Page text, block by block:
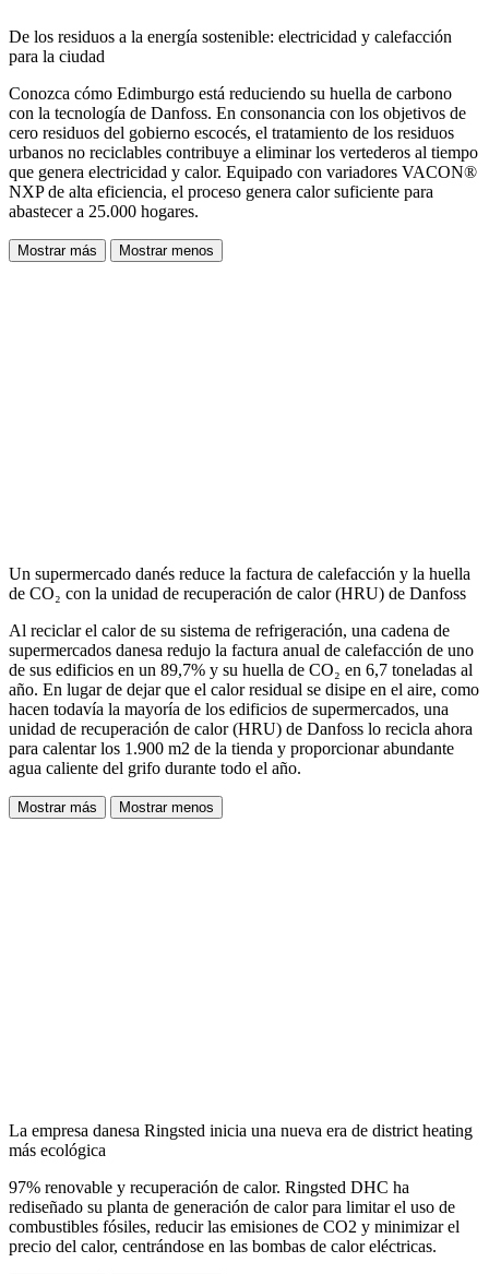
De los residuos a la energía sostenible: electricidad y calefacción
para la ciudad
Conozca cómo Edimburgo está reduciendo su huella de carbono
con la tecnología de Danfoss. En consonancia con los objetivos de
cero residuos del gobierno escocés, el tratamiento de los residuos
urbanos no reciclables contribuye a eliminar los vertederos al tiempo
que genera electricidad y calor. Equipado con variadores VACON®
NXP de alta eficiencia, el proceso genera calor suficiente para
abastecer a 25.000 hogares.
Mostrar más Mostrar menos
Un supermercado danés reduce la factura de calefacción y la huella
de CO₂ con la unidad de recuperación de calor (HRU) de Danfoss
Al reciclar el calor de su sistema de refrigeración, una cadena de
supermercados danesa redujo la factura anual de calefacción de uno
de sus edificios en un 89,7% y su huella de CO₂ en 6,7 toneladas al
año. En lugar de dejar que el calor residual se disipe en el aire, como
hacen todavía la mayoría de los edificios de supermercados, una
unidad de recuperación de calor (HRU) de Danfoss lo recicla ahora
para calentar los 1.900 m2 de la tienda y proporcionar abundante
agua caliente del grifo durante todo el año.
Mostrar más Mostrar menos
La empresa danesa Ringsted inicia una nueva era de district heating
más ecológica
97% renovable y recuperación de calor. Ringsted DHC ha
rediseñado su planta de generación de calor para limitar el uso de
combustibles fósiles, reducir las emisiones de CO2 y minimizar el
precio del calor, centrándose en las bombas de calor eléctricas.